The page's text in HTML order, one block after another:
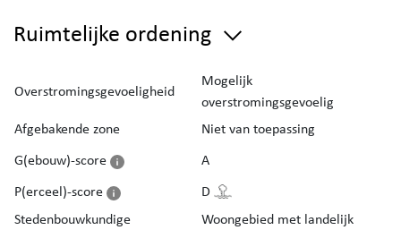
Ruimtelijke ordening
Overstromingsgevoeligheid
Mogelijk
overstromingsgevoelig
Afgebakende zone
Niet van toepassing
G(ebouw)-score
A
P(erceel)-score
D
Stedenbouwkundige
Woongebied met landelijk